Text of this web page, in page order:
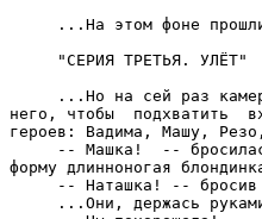
...На этом фоне
     "СЕРИЯ ТРЕТЬЯ. УЛЁТ"
...Но на сей раз
него, чтобы  подхватить
героев: Вадима, Машу,
-- Машка!  --
форму длинноногая
-- Наташка! --
...Они, держась